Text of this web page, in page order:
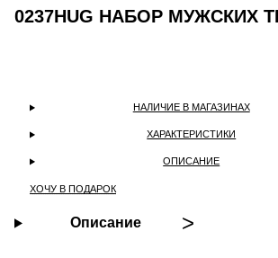
0237HUG НАБОР МУЖСКИХ
НАЛИЧИЕ В МАГАЗИНАХ
ХАРАКТЕРИСТИКИ
ОПИСАНИЕ
ХОЧУ В ПОДАРОК
Описание